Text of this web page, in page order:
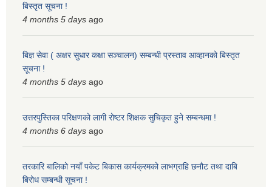
बिस्तृत सूचना !
4 months 5 days ago
बिज्ञ सेवा ( अक्षर सुधार कक्षा सञ्चालन) सम्बन्धी प्रस्ताव आव्हानको बिस्तृत
सूचना !
4 months 5 days ago
उत्तरपुस्तिका परिक्षणको लागी रोष्टर शिक्षक सुचिकृत हुने सम्बन्धमा !
4 months 6 days ago
तरकारि बालिको नयाँ पकेट बिकास कार्यक्रमको लाभग्राहि छनौट तथा दाबि
बिरोध सम्बन्धी सूचना !